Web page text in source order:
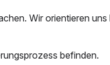
Wir orientieren
befinden.